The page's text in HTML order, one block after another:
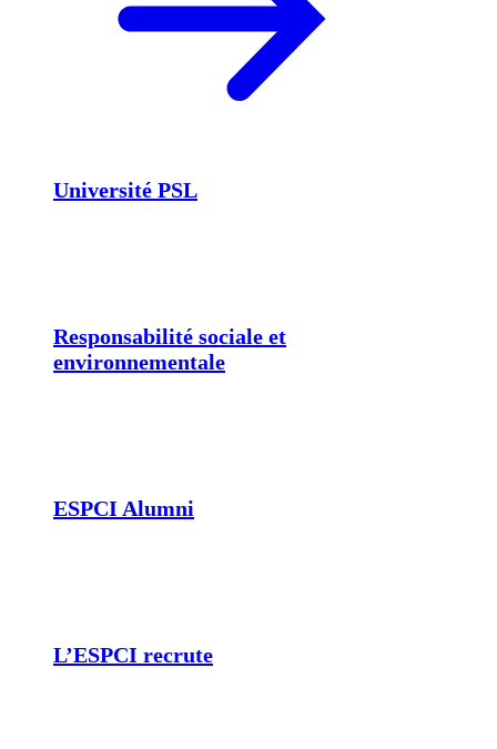
Université PSL
Responsabilité sociale et
environnementale
ESPCI Alumni
L’ESPCI recrute